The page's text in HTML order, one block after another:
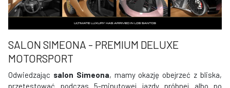
SALON SIMEONA - PREMIUM DELUXE
MOTORSPORT
Odwiedzając salon Simeona, mamy okazję obejrzeć z bliska,
przetestować podczas 5-minutowej jazdy próbnej albo po